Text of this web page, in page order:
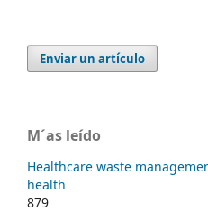
Enviar un artículo
M´as leído
Healthcare waste
health
879